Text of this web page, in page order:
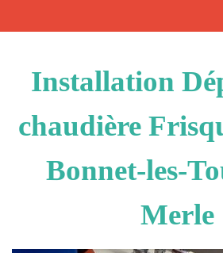
Installation
chaudière
Bonnet-les-
Merle